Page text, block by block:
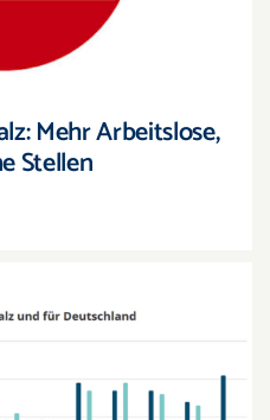
Mehr Arbeitslose,
Stellen